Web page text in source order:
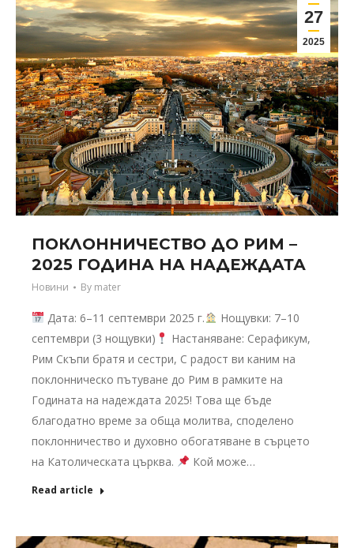
27
2025
ПОКЛОННИЧЕСТВО ДО РИМ –
2025 ГОДИНА НА НАДЕЖДАТА
Новини By mater
Дата: 6–11 септември 2025 г.
Нощувки: 7–10
септември (3 нощувки)
Настаняване: Серафикум,
Рим Скъпи братя и сестри, С радост ви каним на
поклонническо пътуване до Рим в рамките на
Годината на надеждата 2025! Това ще бъде
благодатно време за обща молитва, споделено
поклонничество и духовно обогатяване в сърцето
на Католическата църква.
Кой може…
Read article